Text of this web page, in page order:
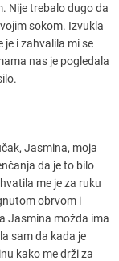
Nije trebalo dugo da
sokom. Izvukla
je i zahvalila mi se
nas je pogledala
Jasmina, moja
da je to bilo
me je za ruku
obrvom i
Jasmina možda ima
sam da kada je
kako me drži za